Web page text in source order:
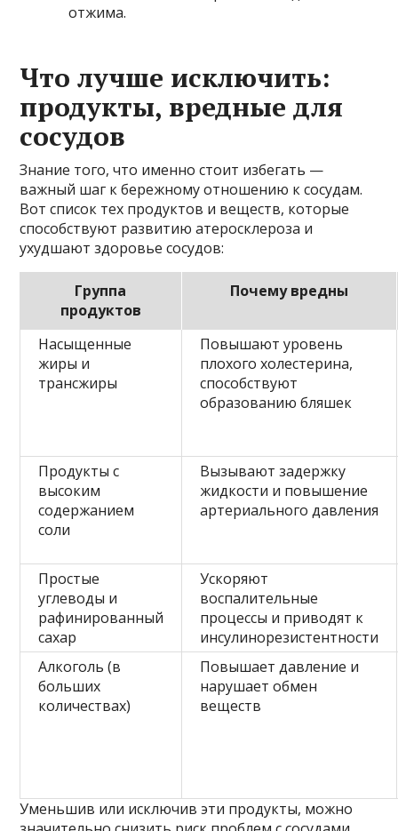
отжима.
Что лучше исключить:
продукты, вредные для
сосудов
Знание того, что именно стоит избегать —
важный шаг к бережному отношению к сосудам.
Вот список тех продуктов и веществ, которые
способствуют развитию атеросклероза и
ухудшают здоровье сосудов:
Группа
продуктов
Почему вредны
Насыщенные
жиры и
трансжиры
Повышают уровень
плохого холестерина,
способствуют
образованию бляшек
Продукты с
высоким
содержанием
соли
Вызывают задержку
жидкости и повышение
артериального давления
Простые
углеводы и
рафинированный
сахар
Ускоряют
воспалительные
процессы и приводят к
инсулинорезистентности
Алкоголь (в
больших
количествах)
Повышает давление и
нарушает обмен
веществ
Уменьшив или исключив эти продукты, можно